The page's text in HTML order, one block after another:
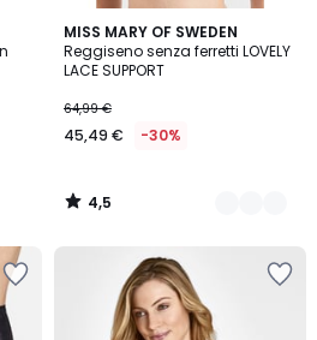
MISS MARY OF SWEDEN
Reggiseno senza ferretti LOVELY
LACE SUPPORT
64,99 €
45,49 € -30%
4,5
/ 5
3
Colori
4,5
/